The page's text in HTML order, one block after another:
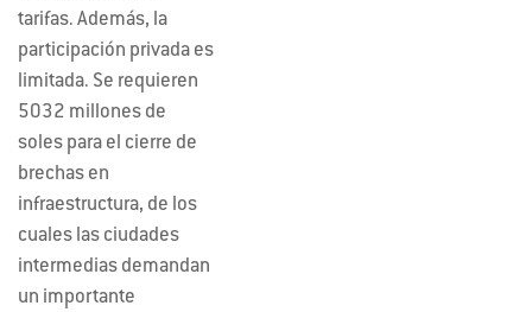
tarifas. Además, la
participación privada es
limitada. Se requieren
5032 millones de
soles para el cierre de
brechas en
infraestructura, de los
cuales las ciudades
intermedias demandan
un importante